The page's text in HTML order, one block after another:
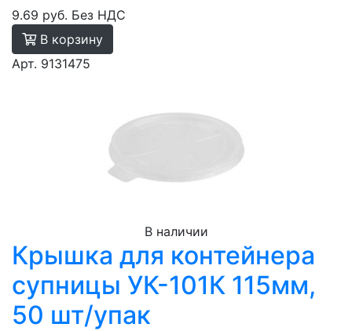
9.69 руб. Без НДС
В корзину
Арт. 9131475
В наличии
Крышка для контейнера
супницы УК-101К 115мм,
50 шт/упак